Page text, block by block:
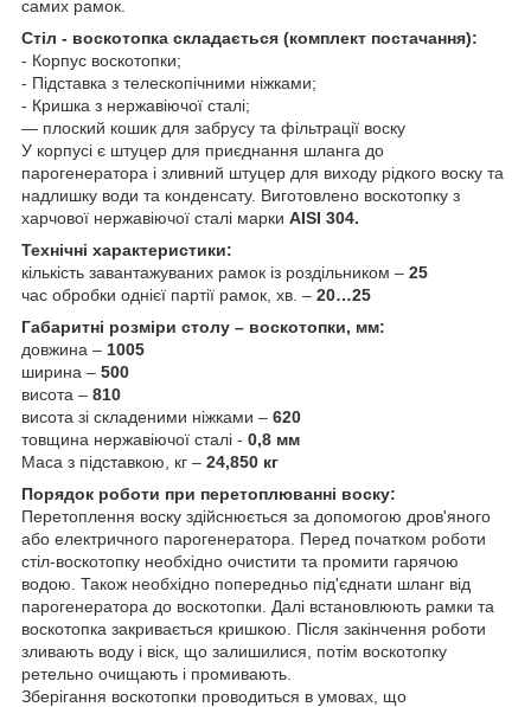
самих рамок.
Стіл - воскотопка складається (комплект постачання):
- Корпус воскотопки;
- Підставка з телескопічними ніжками;
- Кришка з нержавіючої сталі;
— плоский кошик для забрусу та фільтрації воску
У корпусі є штуцер для приєднання шланга до
парогенератора і зливний штуцер для виходу рідкого воску та
надлишку води та конденсату. Виготовлено воскотопку з
харчової нержавіючої сталі марки AISI 304.
Технічні характеристики:
кількість завантажуваних рамок із роздільником – 25
час обробки однієї партії рамок, хв. – 20…25
Габаритні розміри столу – воскотопки, мм:
довжина – 1005
ширина – 500
висота – 810
висота зі складеними ніжками – 620
товщина нержавіючої сталі - 0,8 мм
Маса з підставкою, кг – 24,850 кг
Порядок роботи при перетоплюванні воску:
Перетоплення воску здійснюється за допомогою дров'яного
або електричного парогенератора. Перед початком роботи
стіл-воскотопку необхідно очистити та промити гарячою
водою. Також необхідно попередньо під'єднати шланг від
парогенератора до воскотопки. Далі встановлюють рамки та
воскотопка закривається кришкою. Після закінчення роботи
зливають воду і віск, що залишилися, потім воскотопку
ретельно очищають і промивають.
Зберігання воскотопки проводиться в умовах, що